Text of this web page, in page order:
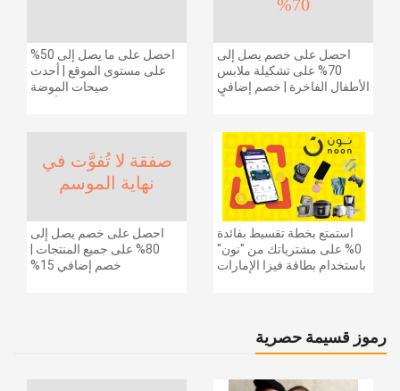
احصل على ما يصل إلى 50%
على مستوى الموقع | أحدث
صيحات الموضة
70%
احصل على خصم يصل إلى
70% على تشكيلة ملابس
الأطفال الفاخرة | خصم إضافي
صفقة لا تُفوَّت في
نهاية الموسم
احصل على خصم يصل إلى
80% على جميع المنتجات |
خصم إضافي 15%
استمتع بخطة تقسيط بفائدة
0% على مشترياتك من "نون"
باستخدام بطاقة فيزا الإمارات
رموز قسيمة حصرية